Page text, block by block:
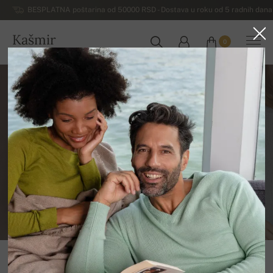
BESPLATNA poštarina od 50000 RSD - Dostava u roku od 5 radnih
Kašmir
SRBIJA
0
Put od kašmira do džempera
ili pašmine.
KAŠMIR BLOG PETER GREŠA
Kako od sirovog kašmira nastaje topli i mekani